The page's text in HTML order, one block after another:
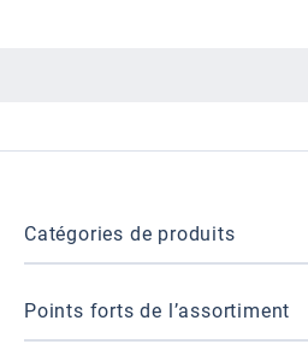
Catégories de produits
Points forts de l’assortiment